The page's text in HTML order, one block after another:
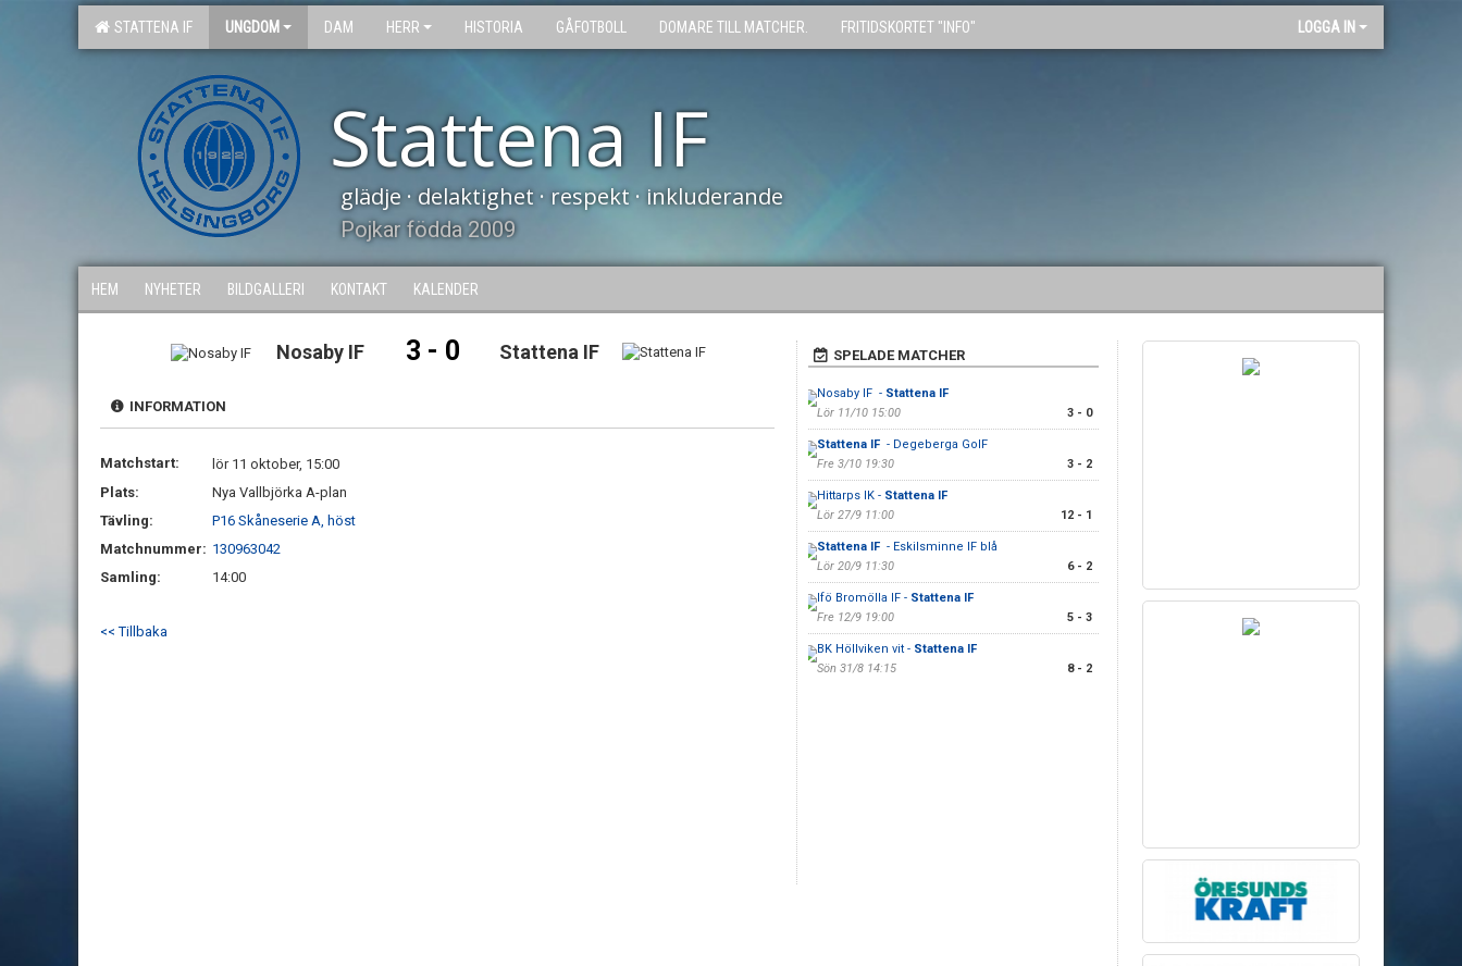
STATTENA IF UNGDOM DAM HERR HISTORIA GÅFOTBOLL DOMARE TILL MATCHER. FRITIDSKORTET "INFO" LOGGA IN
Stattena IF
glädje · delaktighet · respekt · inkluderande
Pojkar födda 2009
HEM NYHETER BILDGALLERI KONTAKT KALENDER
Nosaby IF 3 - 0 Stattena IF
INFORMATION
Matchstart:
lör 11 oktober, 15:00
Plats:
Nya Vallbjörka A-plan
Tävling:
P16 Skåneserie A, höst
Matchnummer: 130963042
Samling:
14:00
<< Tillbaka
SPELADE MATCHER
Nosaby IF - Stattena IF
Lör 11/10 15:00
3 - 0
Stattena IF - Degeberga GoIF
Fre 3/10 19:30
3 - 2
Hittarps IK - Stattena IF
Lör 27/9 11:00
12 - 1
Stattena IF - Eskilsminne IF blå
Lör 20/9 11:30
6 - 2
Ifö Bromölla IF - Stattena IF
Fre 12/9 19:00
5 - 3
BK Höllviken vit - Stattena IF
Sön 31/8 14:15
8 - 2